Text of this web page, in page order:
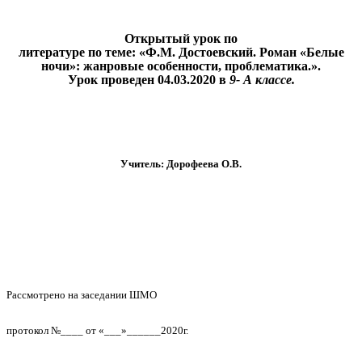
Открытый урок по
литературе по теме: «Ф.М. Достоевский. Роман «Белые
ночи»: жанровые особенности, проблематика.».
Урок проведен 04.03.2020 в 9- А классе.
Учитель: Дорофеева О.В.
Рассмотрено на заседании ШМО
протокол №____ от «___»______2020г.